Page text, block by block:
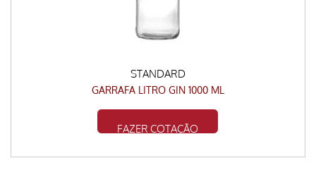
STANDARD
GARRAFA LITRO GIN 1000 ML
FAZER COTAÇÃO